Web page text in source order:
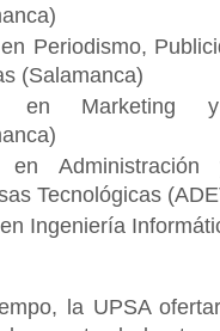
Periodismo,
(Salamanca)
en Marketing y
en
Tecnológicas
Ingeniería
la UPSA